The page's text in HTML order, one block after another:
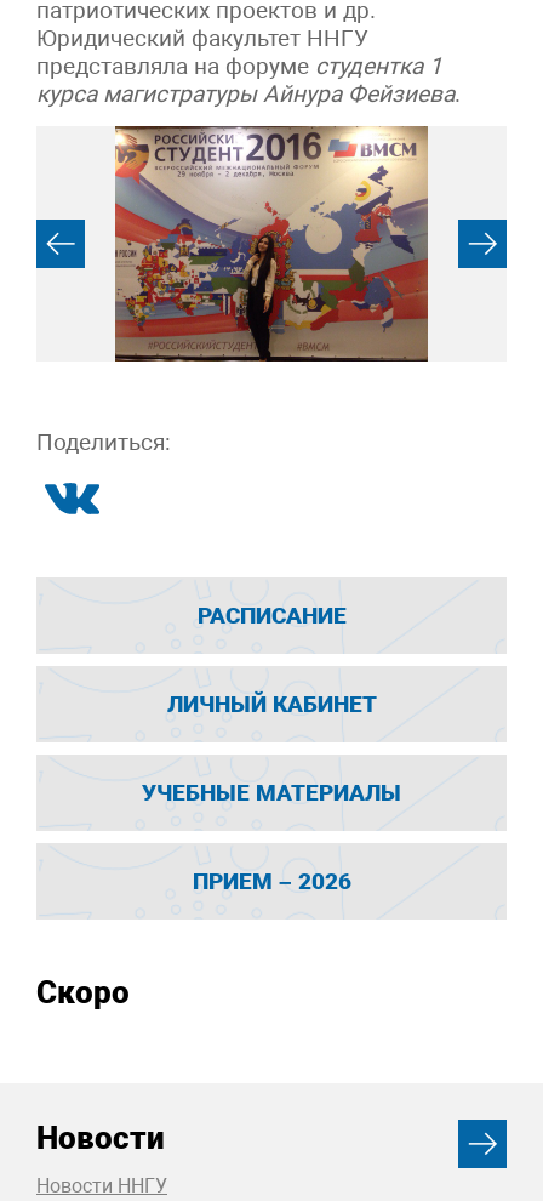
патриотических проектов и др.
Юридический факультет ННГУ
представляла на форуме студентка 1
курса магистратуры Айнура Фейзиева.
Поделиться:
РАСПИСАНИЕ
ЛИЧНЫЙ КАБИНЕТ
УЧЕБНЫЕ МАТЕРИАЛЫ
ПРИЕМ – 2026
Скоро
Новости
Новости ННГУ